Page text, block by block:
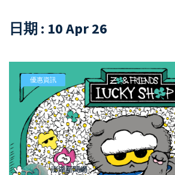
日期 : 10 Apr 26
優惠資訊
澎湖新聞網